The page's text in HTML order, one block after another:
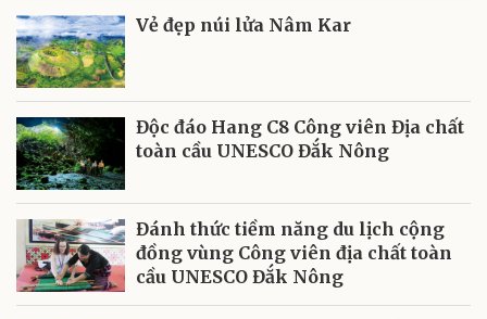
Vẻ đẹp núi lửa Nâm Kar
Độc đáo Hang C8 Công viên Địa chất
toàn cầu UNESCO Đắk Nông
Đánh thức tiềm năng du lịch cộng
đồng vùng Công viên địa chất toàn
cầu UNESCO Đắk Nông